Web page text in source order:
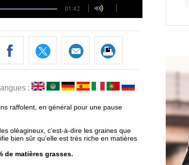
:
raffolent, en général pour une pause
oléagineux, c’est-à-dire les graines que
bien sûr qu’elle est très riche en matières
de matières grasses.